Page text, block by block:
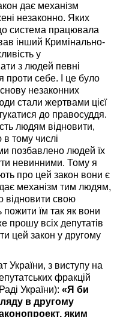
дає механізм
незаконно. Яких
система працювала
інший Кримінально-
у
з людей певні
проти себе. І це було
незаконних
стали жертвами цієї
до правосуддя.
людям відновити,
тому числі
позбавлено людей їх
невинними. Тому я
про цей закон вони є
механізм тим людям,
відновити свою
пожити їм так як вони
прошу всіх депутатів
цей закон у другому
України, з виступу на
фракцій
України): «Я би
в другому
яким